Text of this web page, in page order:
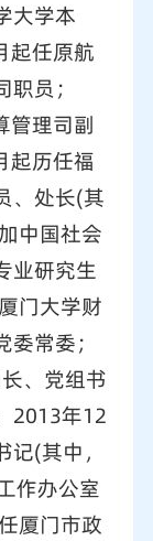
大学本
起任原航
员；
管理司副
起历任福
、处长(其
中国社会
业研究生
门大学财
常委；
、党组书
2013年12
(其中，
作办公室
厦门市政